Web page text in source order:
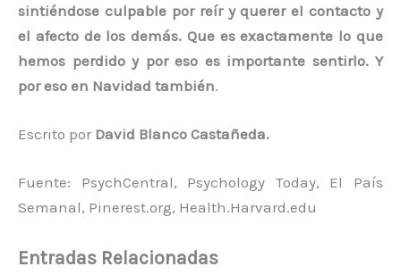
sintiéndose culpable por reír y querer el contacto y
el afecto de los demás. Que es exactamente lo que
hemos perdido y por eso es importante sentirlo. Y
por eso en Navidad también.
Escrito por David Blanco Castañeda.
Fuente: PsychCentral, Psychology Today, El País
Semanal, Pinerest.org, Health.Harvard.edu
Entradas Relacionadas